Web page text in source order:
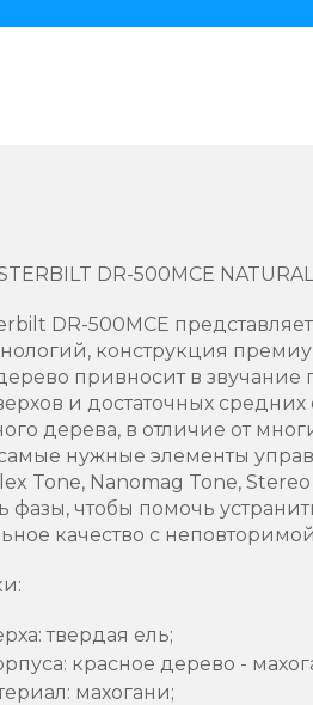
DR-500MCE NATURAL
DR-500MCE
конструкция
привносит в звучание
и достаточных средних
дерева, в отличие от
нужные элементы
Tone, Nanomag Tone,
фазы, чтобы помочь
качество с
твердая ель;
красное дерево -
махогани;